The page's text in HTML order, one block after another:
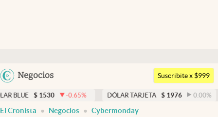
Argentina
Negocios
Members
Economía y Política
Finanzas y Mercados
Suscribite x $999
-0.65 % DÓLAR TARJETA $ 1976 0.00% DÓLAR
El Cronista Negocios Cybermonday